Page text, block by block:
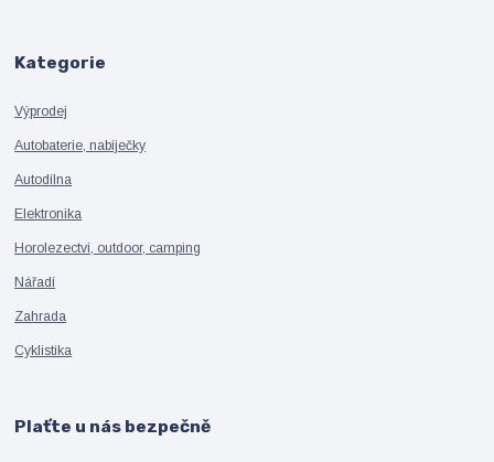
Kategorie
Výprodej
Autobaterie, nabíječky
Autodílna
Elektronika
Horolezectví, outdoor, camping
Nářadí
Zahrada
Cyklistika
Plaťte u nás bezpečně